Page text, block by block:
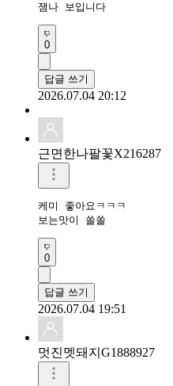
잼나 보입니다
0
답글 쓰기
2026.07.04 20:12
근면한나팔꽃X216287
케미 좋아요ㅋㅋㅋ
보는맛이 쏠쏠
0
답글 쓰기
2026.07.04 19:51
멋진멧돼지G1888927